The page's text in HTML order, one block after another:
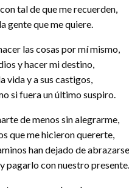
tal de que me recuerden,
gente que me quiere.
las cosas por mí mismo,
y hacer mi destino,
vida y a sus castigos,
si fuera un último suspiro.
de menos sin alegrarme,
que me hicieron quererte,
han dejado de
pagarlo con nuestro presente.